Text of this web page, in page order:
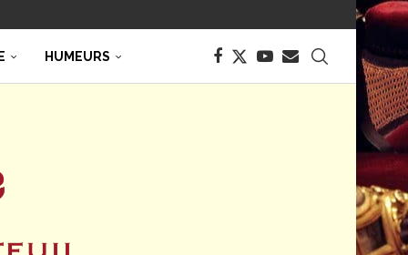
HUMEURS